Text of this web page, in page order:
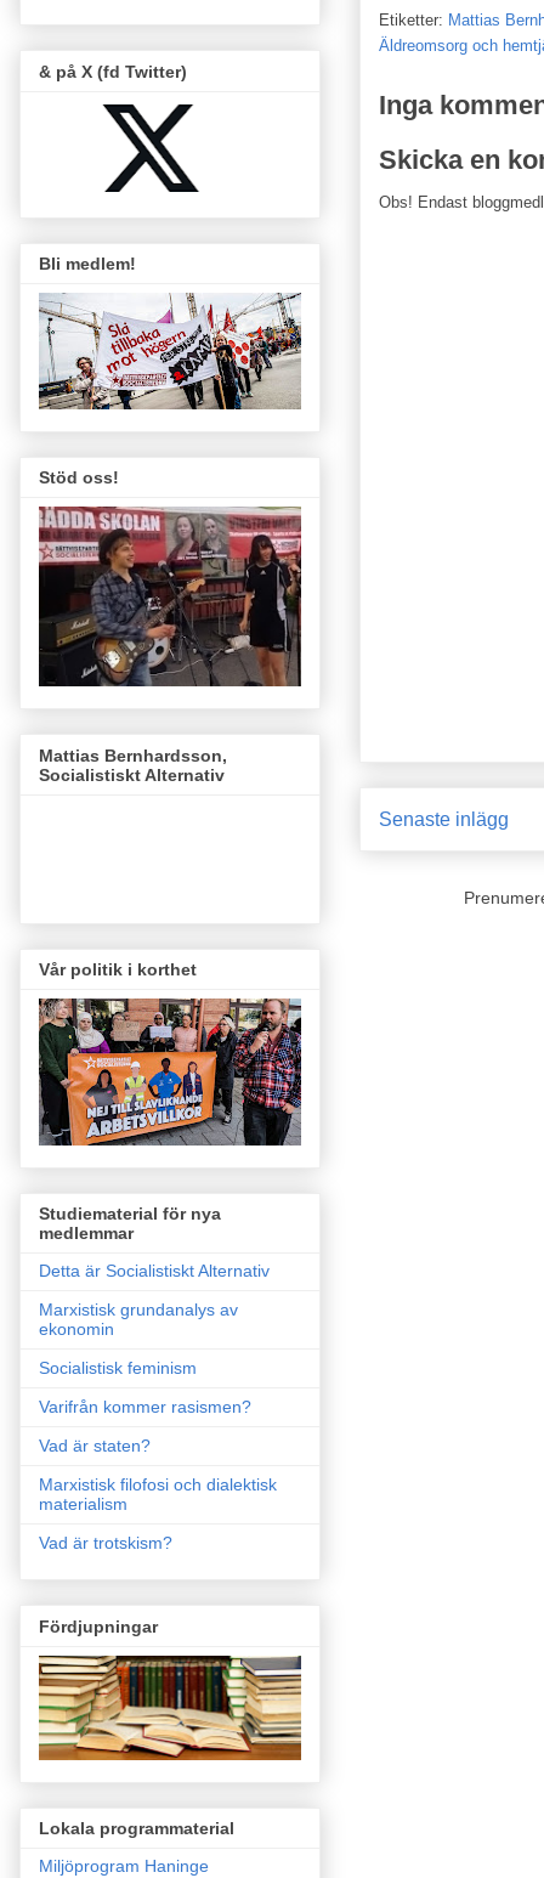
Etiketter: Mattias
Äldreomsorg och
Inga
Skicka en
Obs! Endast
Senaste inlägg
& på X (fd Twitter)
Bli medlem!
Stöd oss!
Mattias Bernhardsson,
Socialistiskt Alternativ
Vår politik i korthet
Studiematerial för nya
medlemmar
Detta är Socialistiskt Alternativ
Marxistisk grundanalys av
ekonomin
Socialistisk feminism
Varifrån kommer rasismen?
Vad är staten?
Marxistisk filofosi och dialektisk
materialism
Vad är trotskism?
Fördjupningar
Lokala programmaterial
Miljöprogram Haninge